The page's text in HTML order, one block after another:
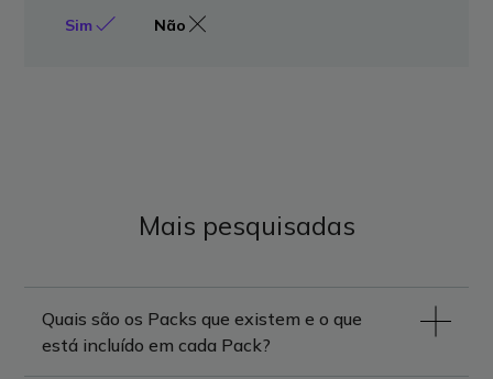
Sim Não
Mais pesquisadas
Quais são os Packs que existem e o que
está incluído em cada Pack?